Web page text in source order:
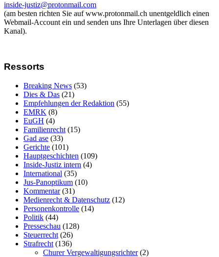
inside-justiz@protonmail.com
(am besten richten Sie auf www.protonmail.ch unentgeldlich einen
Webmail-Account ein und senden uns Ihre Unterlagen über diesen
Kanal).
Ressorts
Breaking News (53)
Dies & Das (21)
Empfehlungen der Redaktion (55)
EMRK (8)
EuGH (4)
Familienrecht (15)
Gad ase (33)
Gerichte (101)
Hauptgeschichten (109)
Inside-Justiz intern (4)
International (35)
Jus-Panoptikum (10)
Kommentar(31)
Medienrecht & Datenschutz (12)
Personenkontrolle (14)
Politik (44)
Presseschau (128)
Steuerrecht (26)
Strafrecht (136)
Churer Vergewaltigungsrichter(2)